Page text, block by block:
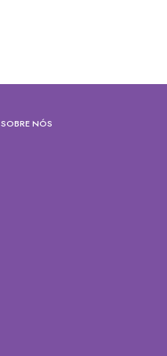
SOBRE NÓS